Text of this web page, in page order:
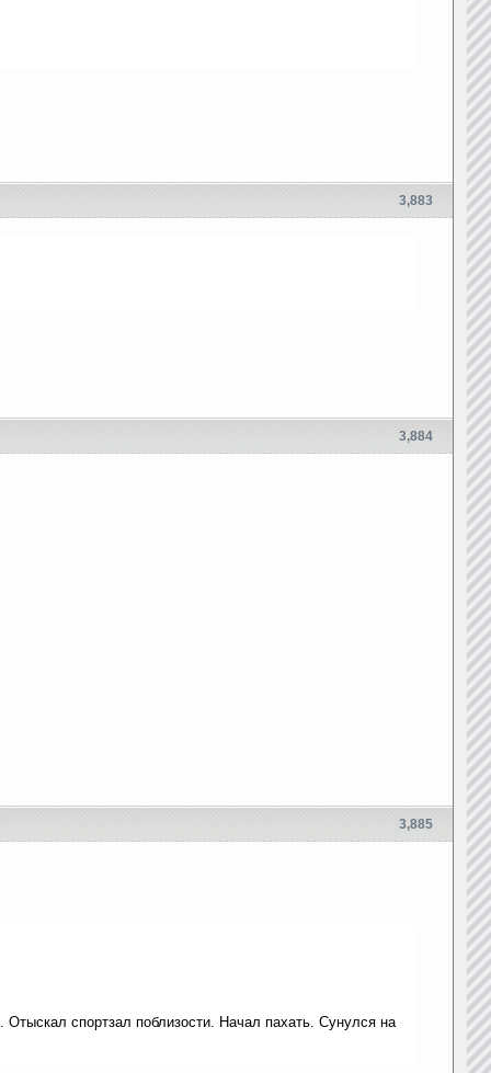
3,883
3,884
3,885
спортзал поблизости. Начал пахать. Сунулся на